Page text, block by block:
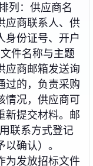
列：供应商名
应商联系人、供
身份证号、开户
件名称与主题
应商邮箱发送询
过的，负责采购
况，供应商可
新提交材料。邮
联系方式登记
确认）。
为发放招标文件